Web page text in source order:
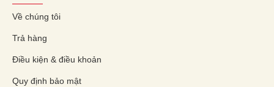
Về chúng tôi
Trả hàng
Điều kiện & điều khoản
Quy định bảo mật